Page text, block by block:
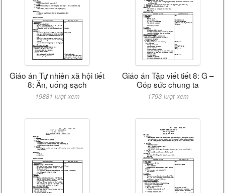
Giáo án Tự nhiên xã hội tiết
8: Ăn, uống sạch
19881 lượt xem
Giáo án Tập viết tiết 8: G –
Góp sức chung ta
1793 lượt xem